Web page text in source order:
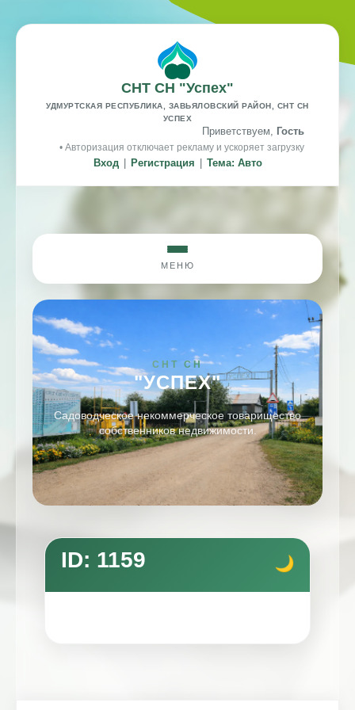
СНТ СН "Успех"
УДМУРТСКАЯ РЕСПУБЛИКА, ЗАВЬЯЛОВСКИЙ РАЙОН, СНТ СН
УСПЕХ
Приветствуем, Гость
• Авторизация отключает рекламу и ускоряет загрузку
Вход Регистрация Тема: Авто
МЕНЮ
СНТ СН
"УСПЕХ"
Садоводческое некоммерческое товарищество
собственников недвижимости.
ID: 1159